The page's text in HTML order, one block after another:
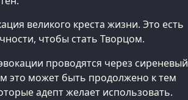
великого креста жизни. Это есть
чтобы стать Творцом.
проводятся через сиреневый
это может быть продолжено к тем
адепт желает использовать.